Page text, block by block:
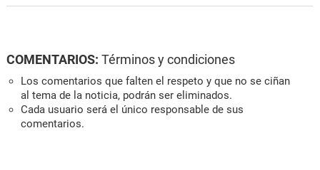
COMENTARIOS: Términos y condiciones
Los comentarios que falten el respeto y que no se ciñan
al tema de la noticia, podrán ser eliminados.
Cada usuario será el único responsable de sus
comentarios.